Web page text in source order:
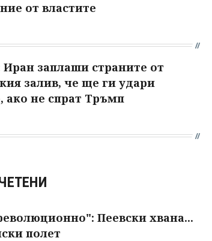
от властите
Иран заплаши страните от
залив, че ще ги удари
ако не спрат Тръмп
Пеевски хвана...
полет